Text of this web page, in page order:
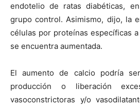
endotelio de ratas diabéticas,
grupo control. Asimismo, dijo, la
células por proteínas específicas
se encuentra aumentada.
El aumento de calcio podría
producción o liberación
vasoconstrictoras y/o